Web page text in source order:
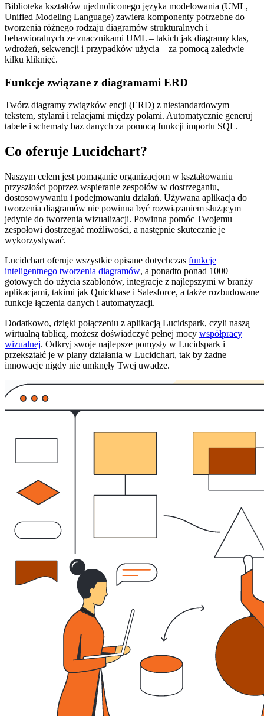
Biblioteka kształtów ujednoliconego języka modelowania (UML,
Unified Modeling Language) zawiera komponenty potrzebne do
tworzenia różnego rodzaju diagramów strukturalnych i
behawioralnych ze znacznikami UML – takich jak diagramy klas,
wdrożeń, sekwencji i przypadków użycia – za pomocą zaledwie
kilku kliknięć.
Funkcje związane z diagramami ERD
Twórz diagramy związków encji (ERD) z niestandardowym
tekstem, stylami i relacjami między polami. Automatycznie generuj
tabele i schematy baz danych za pomocą funkcji importu SQL.
Co oferuje Lucidchart?
Naszym celem jest pomaganie organizacjom w kształtowaniu
przyszłości poprzez wspieranie zespołów w dostrzeganiu,
dostosowywaniu i podejmowaniu działań. Używana aplikacja do
tworzenia diagramów nie powinna być rozwiązaniem służącym
jedynie do tworzenia wizualizacji. Powinna pomóc Twojemu
zespołowi dostrzegać możliwości, a następnie skutecznie je
wykorzystywać.
Lucidchart oferuje wszystkie opisane dotychczas funkcje
inteligentnego tworzenia diagramów, a ponadto ponad 1000
gotowych do użycia szablonów, integracje z najlepszymi w branży
aplikacjami, takimi jak Quickbase i Salesforce, a także rozbudowane
funkcje łączenia danych i automatyzacji.
Dodatkowo, dzięki połączeniu z aplikacją Lucidspark, czyli naszą
wirtualną tablicą, możesz doświadczyć pełnej mocy współpracy
wizualnej. Odkryj swoje najlepsze pomysły w Lucidspark i
przekształć je w plany działania w Lucidchart, tak by żadne
innowacje nigdy nie umknęły Twej uwadze.